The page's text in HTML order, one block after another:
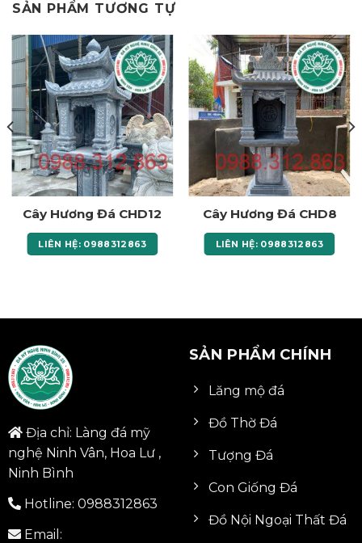
SẢN PHẨM TƯƠNG TỰ
Cây Hương Đá CHD12
LIÊN HỆ: 0988312863
Cây Hương Đá CHD8
LIÊN HỆ: 0988312863
Địa chỉ: Làng đá mỹ
nghệ Ninh Vân, Hoa Lư ,
Ninh Bình
Hotline: 0988312863
Email:
SẢN PHẨM CHÍNH
Lăng mộ đá
Đồ Thờ Đá
Tượng Đá
Con Giống Đá
Đồ Nội Ngoại Thất Đá